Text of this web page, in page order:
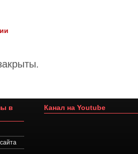
в
Канал на Youtube